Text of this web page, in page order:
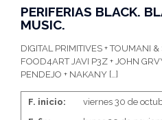
PERIFERIAS BLACK.
MUSIC.
DIGITAL PRIMITIVES + TOUMANI &
FOOD4ART JAVI P3Z + JOHN
PENDEJO + NAKANY […]
F. inicio:
viernes 30 de